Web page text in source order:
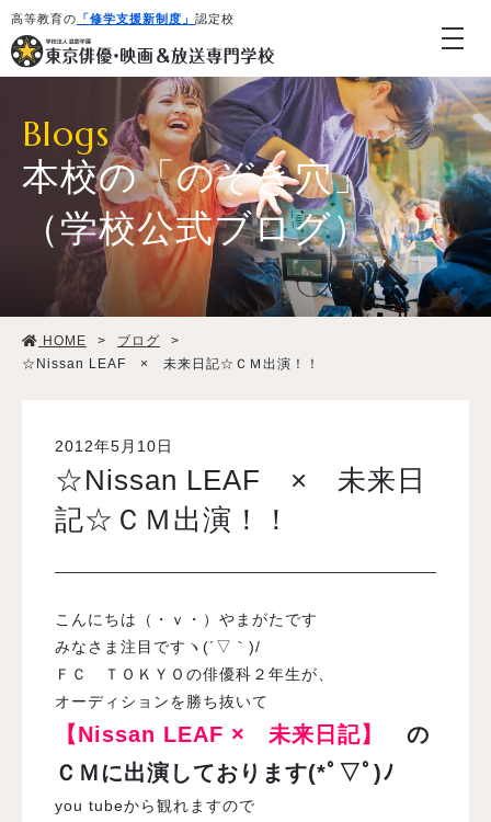
高等教育の 「修学支援新制度」 認定校
学校紹介・教育システム
専攻・コース紹介
就職・デビュー
学校情報
Blogs
本校の「のぞき穴」
（学校公式ブログ）
HOME > ブログ
>
☆Nissan LEAF × 未来日記☆ＣＭ出演！！
2012年5月10日
☆Nissan LEAF × 未来日
記☆ＣＭ出演！！
こんにちは（・ｖ・）やまがたです
みなさま注目ですヽ(´▽｀)/
ＦＣ ＴＯＫＹＯの俳優科２年生が、
オーディションを勝ち抜いて
【Nissan LEAF × 未来日記】
の
ＣＭに出演しております(*ﾟ▽ﾟ)ﾉ
you tubeから観れますので